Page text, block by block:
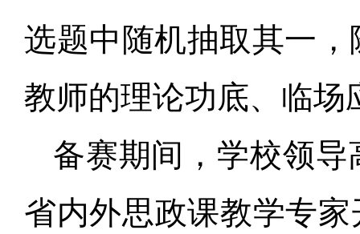
选题中随机抽取其一
教师的理论功底、临场
备赛期间，学校领
省内外思政课教学专